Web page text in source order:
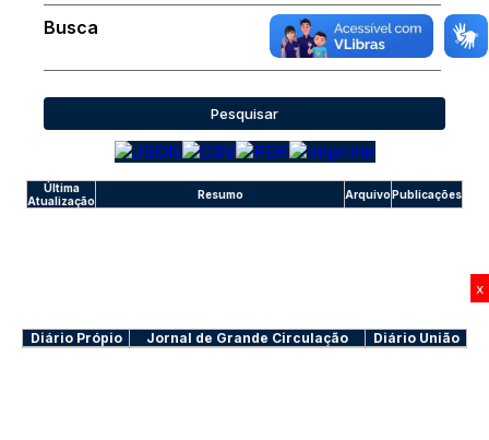
Busca
Pesquisar
Última
Atualização
Resumo ArquivoPublicações
x
Diário Própio Jornal de Grande Circulação Diário União